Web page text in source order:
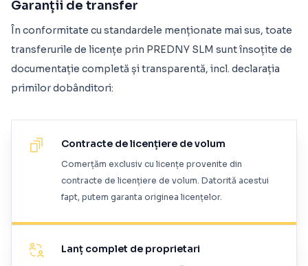
Garanții de transfer
În conformitate cu standardele menționate mai sus, toate
transferurile de licențe prin PREDNY SLM sunt însoțite de
documentație completă și transparentă, incl. declarația
primilor dobânditori:
Contracte de licențiere de volum
Comerțăm exclusiv cu licențe provenite din
contracte de licențiere de volum. Datorită acestui
fapt, putem garanta originea licențelor.
Lanț complet de proprietari